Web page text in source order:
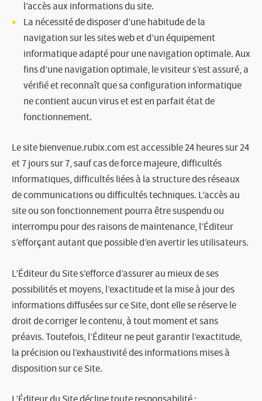
l’accès aux informations du site.
La nécessité de disposer d’une habitude de la
navigation sur les sites web et d’un équipement
informatique adapté pour une navigation optimale. Aux
fins d’une navigation optimale, le visiteur s’est assuré, a
vérifié et reconnaît que sa configuration informatique
ne contient aucun virus et est en parfait état de
fonctionnement.
Le site bienvenue.rubix.com est accessible 24 heures sur 24
et 7 jours sur 7, sauf cas de force majeure, difficultés
informatiques, difficultés liées à la structure des réseaux
de communications ou difficultés techniques. L’accès au
site ou son fonctionnement pourra être suspendu ou
interrompu pour des raisons de maintenance, l’Éditeur
s’efforçant autant que possible d’en avertir les utilisateurs.
L’Éditeur du Site s’efforce d’assurer au mieux de ses
possibilités et moyens, l’exactitude et la mise à jour des
informations diffusées sur ce Site, dont elle se réserve le
droit de corriger le contenu, à tout moment et sans
préavis. Toutefois, l’Éditeur ne peut garantir l’exactitude,
la précision ou l’exhaustivité des informations mises à
disposition sur ce Site.